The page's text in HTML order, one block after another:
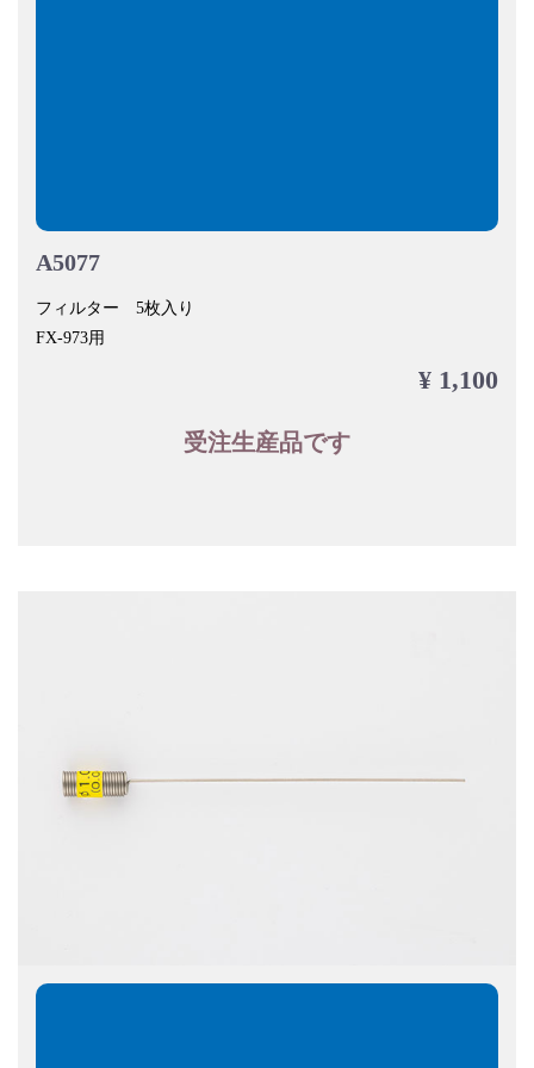
A5077
フィルター 5枚入り
FX-973用
¥ 1,100
受注生産品です